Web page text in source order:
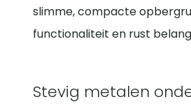
slimme, compacte
functionaliteit en rust
Stevig metalen